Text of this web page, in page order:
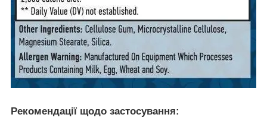
Рекомендації щодо застосування: